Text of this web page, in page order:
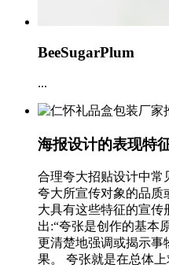
BeeSugarPlum
...
海报设计的表现特
合理夸大招贴设计中常
夸大所宣传对象的品质
大具有这些特征的宣传
出:“夸张是创作的基本
更清楚地强调或揭示事
果。 夸张就是在总体